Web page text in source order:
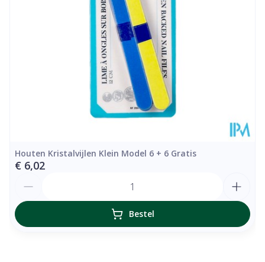
Houten Kristalvijlen Klein Model 6 + 6 Gratis
€ 6,02
Bestel